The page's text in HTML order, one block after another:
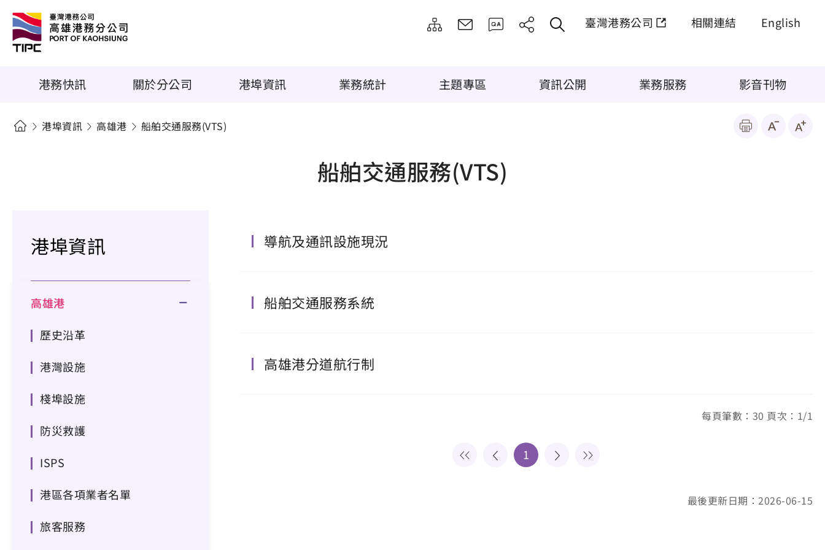
臺灣港務公司 相關連結 English
港務快訊 關於分公司 港埠資訊 業務統計 主題專區 資訊公開 業務服務 影音刊物
港埠資訊 高雄港 船舶交通服務(VTS)
船舶交通服務(VTS)
港埠資訊
高雄港
歷史沿革
港灣設施
棧埠設施
防災救護
ISPS
港區各項業者名單
旅客服務
導航及通訊設施現況
船舶交通服務系統
高雄港分道航行制
每頁筆數：30 頁次：1/1
1
最後更新日期：2026-06-15